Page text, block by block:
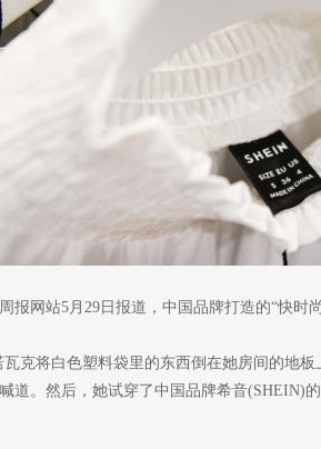
报网站5月29日报道，中国品牌打造的“快时
瓦克将白色塑料袋里的东西倒在她房间的地
道。然后，她试穿了中国品牌希音(SHEIN)